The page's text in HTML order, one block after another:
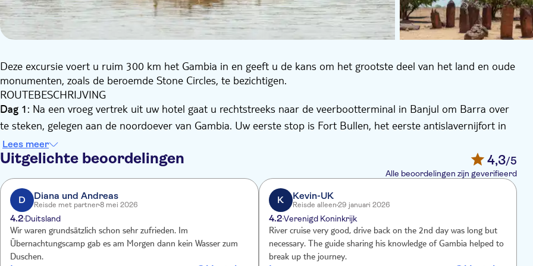
Deze excursie voert u ruim 300 km het Gambia in en geeft u de kans om het grootste deel van het land en oude
monumenten, zoals de beroemde Stone Circles, te bezichtigen.
ROUTEBESCHRIJVING
Dag 1: Na een vroeg vertrek uit uw hotel gaat u rechtstreeks naar de veerbootterminal in Banjul om Barra over
te steken, gelegen aan de noordoever van Gambia. Uw eerste stop is Fort Bullen, het eerste antislavernijfort in
de regio. Hier neemt u deel aan een rondleiding die u kennis laat maken met de geschiedenis van de plek.
Na een korte koffiepauze gaat u verder naar de Farafenni-markt in Lumo, een relatief drukke markt. U stopt
vervolgens bij de Wassu-steencirkels, de grootste concentratie steencirkels ter wereld, gebouwd tussen de derde
eeuw voor Christus en de zestiende eeuw na Christus.
Vanaf hier vaart u naar Kuntaur voor een 4 uur durende boottocht over de Gambiarivier. Lunch tijdens een
tocht langs de mangrovebossen en spot nijlpaarden, apen en krokodillen. De eerste dag van uw reis eindigt bij
Jang Jang Burreh Camp. Dit is een traditioneel kamp, gebouwd in Afrikaanse hutstijl. Alle accommodaties
hebben een eigen badkamer. Geniet tijdens het diner van een folkloristisch muziekoptreden van de dorpelingen.
Dag 2:De volgende dag staat u op en wandelt u rond in het kamp om vogels en andere wilde dieren te spotten.
Lees meer
Uitgelichte beoordelingen 4,3/5
Alle beoordelingen zijn geverifieerd
D Diana und Andreas
Reisde met partner8 mei 2026
4.2 Duitsland
Wir waren grundsätzlich schon sehr zufrieden. Im
Übernachtungscamp gab es am Morgen dann kein Wasser zum
Duschen.
K Kevin-UK
Reisde alleen29 januari 2026
4.2Verenigd Koninkrijk
River cruise very good, drive back on the 2nd day was long but
necessary. The guide sharing his knowledge of Gambia helped to
break up the journey.